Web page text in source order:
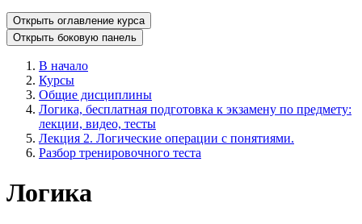
Открыть оглавление курса
Открыть боковую панель
В начало
Курсы
Общие дисциплины
Логика, бесплатная подготовка к экзамену по предмету:
лекции, видео, тесты
Лекция 2. Логические операции с понятиями.
Разбор тренировочного теста
Логика